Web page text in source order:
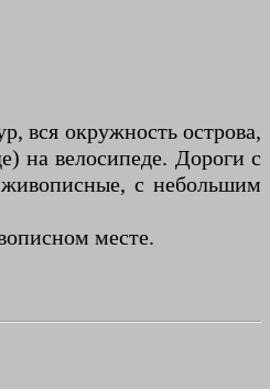
вся окружность острова,
на велосипеде. Дороги с
с небольшим
месте.